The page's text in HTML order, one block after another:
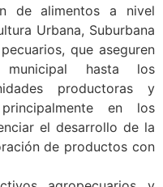
de alimentos a nivel
Urbana, Suburbana
que aseguren
municipal hasta los
productoras y
en los
el desarrollo de la
de productos con